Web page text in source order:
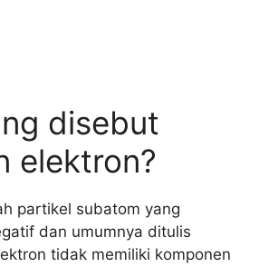
disebut
elektron?
partikel subatom yang
dan umumnya ditulis
tidak memiliki komponen